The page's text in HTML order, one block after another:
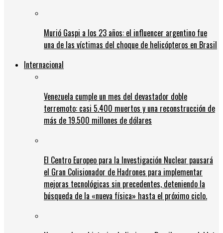
Murió Gaspi a los 23 años: el influencer argentino fue
una de las víctimas del choque de helicópteros en Brasil
Internacional
Venezuela cumple un mes del devastador doble
terremoto: casi 5.400 muertos y una reconstrucción de
más de 19.500 millones de dólares
El Centro Europeo para la Investigación Nuclear pausará
el Gran Colisionador de Hadrones para implementar
mejoras tecnológicas sin precedentes, deteniendo la
búsqueda de la «nueva física» hasta el próximo ciclo.